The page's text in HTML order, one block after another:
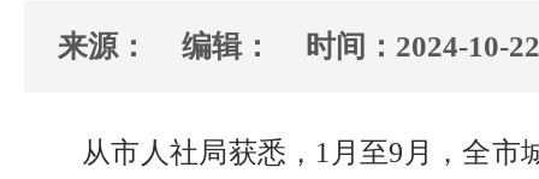
来源： 编辑： 时间：2024-10-22
从市人社局获悉，1月至9月，全市